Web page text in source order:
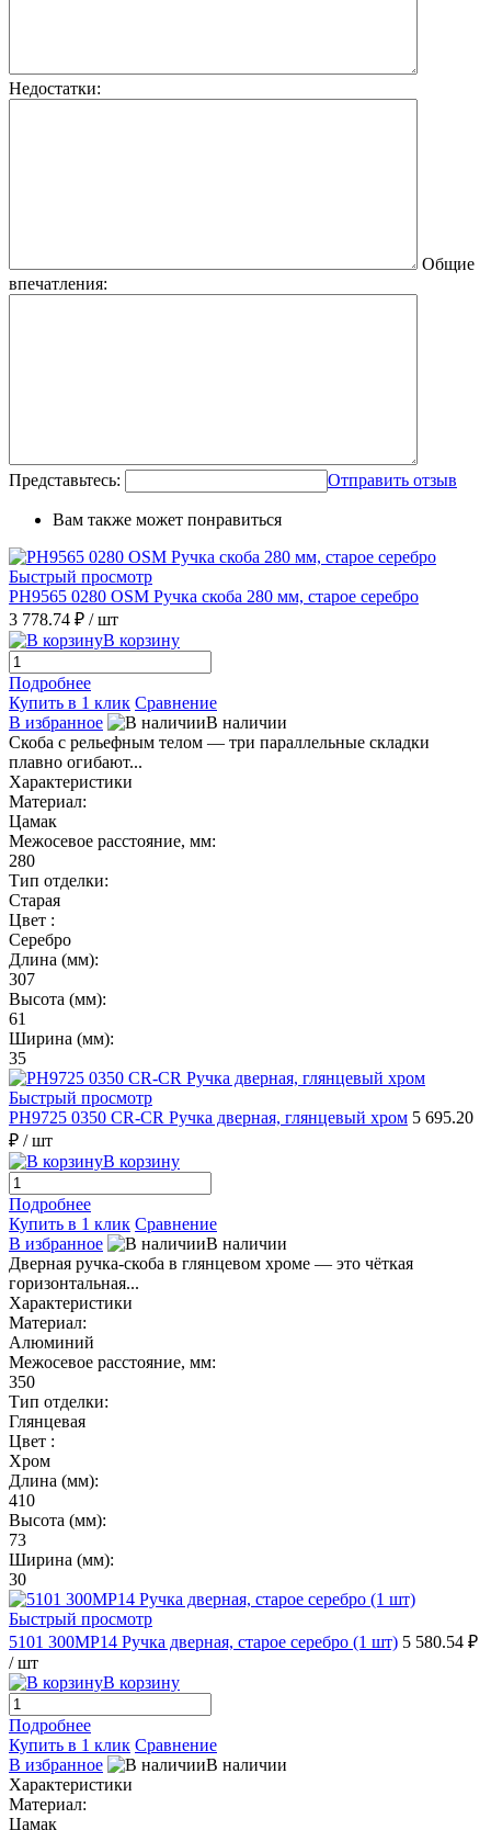
Недостатки:
Общие
впечатления:
Представьтесь: Отправить отзыв
Вам также может понравиться
Быстрый просмотр
PH9565 0280 OSM Ручка скоба 280 мм, старое серебро
3 778.74 ₽ / шт
В корзину
Подробнее
Купить в 1 клик Сравнение
В избранное
В наличии
Скоба с рельефным телом — три параллельные складки
плавно огибают...
Характеристики
Материал:
Цамак
Межосевое расстояние, мм:
280
Тип отделки:
Старая
Цвет :
Серебро
Длина (мм):
307
Высота (мм):
61
Ширина (мм):
35
Быстрый просмотр
PH9725 0350 CR-CR Ручка дверная, глянцевый хром 5 695.20
₽ / шт
В корзину
Подробнее
Купить в 1 клик Сравнение
В избранное
В наличии
Дверная ручка-скоба в глянцевом хроме — это чёткая
горизонтальная...
Характеристики
Материал:
Алюминий
Межосевое расстояние, мм:
350
Тип отделки:
Глянцевая
Цвет :
Хром
Длина (мм):
410
Высота (мм):
73
Ширина (мм):
30
Быстрый просмотр
5101 300MP14 Ручка дверная, старое серебро (1 шт) 5 580.54 ₽
/ шт
В корзину
Подробнее
Купить в 1 клик Сравнение
В избранное
В наличии
Характеристики
Материал:
Цамак